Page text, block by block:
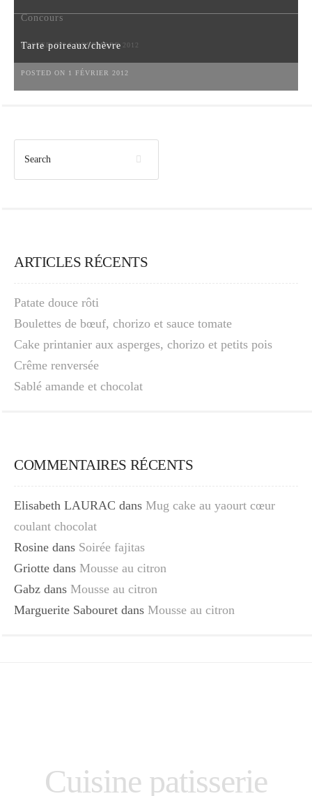
Concours
POSTED ON 6 NOVEMBRE 2012
Tarte poireaux/chèvre
POSTED ON 1 FÉVRIER 2012
ARTICLES RÉCENTS
Patate douce rôti
Boulettes de bœuf, chorizo et sauce tomate
Cake printanier aux asperges, chorizo et petits pois
Crême renversée
Sablé amande et chocolat
COMMENTAIRES RÉCENTS
Elisabeth LAURAC dans Mug cake au yaourt cœur
coulant chocolat
Rosine dans Soirée fajitas
Griotte dans Mousse au citron
Gabz dans Mousse au citron
Marguerite Sabouret dans Mousse au citron
Cuisine patisserie